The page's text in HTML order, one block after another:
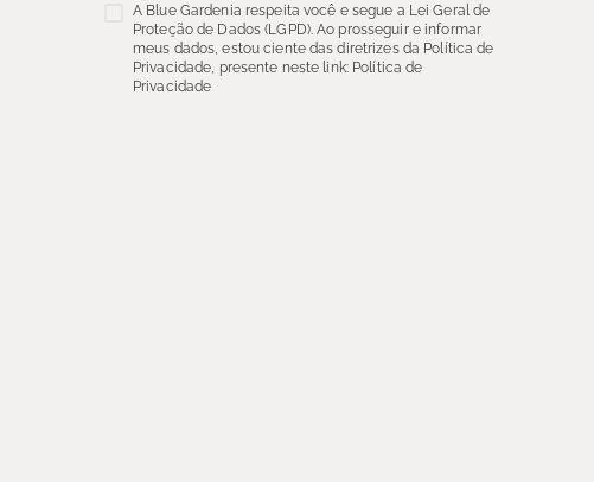
A Blue Gardenia respeita você e segue a Lei Geral de
Proteção de Dados (LGPD). Ao prosseguir e informar
meus dados, estou ciente das diretrizes da Política de
Privacidade, presente neste link: Política de
Privacidade